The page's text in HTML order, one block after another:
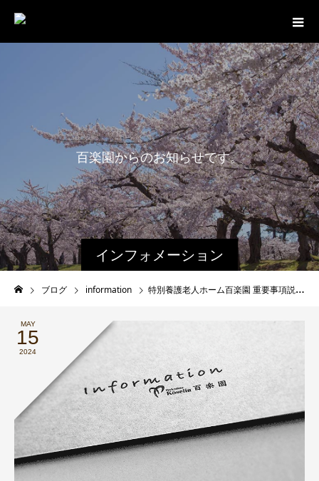
インフォメーション
百楽園からのお知らせです。
ブログ information 特別養護老人ホーム百楽園 重要事項説明書
MAY
15
2024